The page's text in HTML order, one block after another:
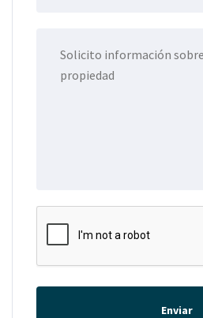
Enviar